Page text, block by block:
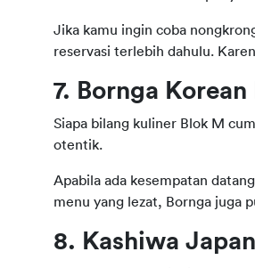
Jika kamu ingin coba
reservasi terlebih dahulu.
7. Bornga Korean
Siapa bilang kuliner Blok M
otentik.
Apabila ada kesempatan
menu yang lezat, Bornga juga
8. Kashiwa